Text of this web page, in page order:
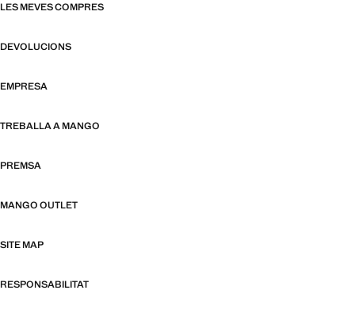
LES MEVES COMPRES
DEVOLUCIONS
EMPRESA
TREBALLA A MANGO
PREMSA
MANGO OUTLET
SITE MAP
RESPONSABILITAT